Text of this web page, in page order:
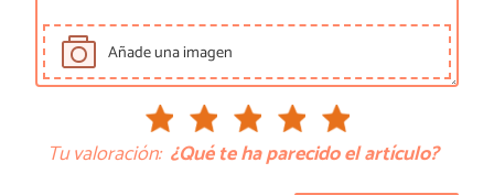
Añade una imagen
Tu valoración: ¿Qué te ha parecido el artículo?